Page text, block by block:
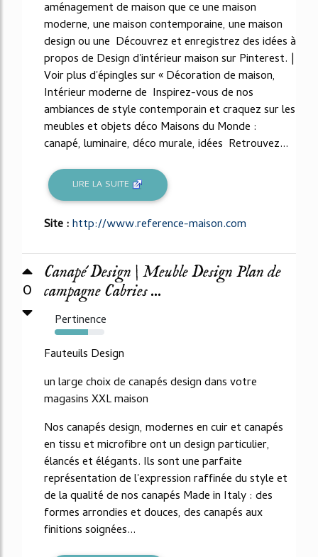
aménagement de maison que ce une maison
moderne, une maison contemporaine, une maison
design ou une Découvrez et enregistrez des idées à
propos de Design d'intérieur maison sur Pinterest. |
Voir plus d'épingles sur « Décoration de maison,
Intérieur moderne de Inspirez-vous de nos
ambiances de style contemporain et craquez sur les
meubles et objets déco Maisons du Monde :
canapé, luminaire, déco murale, idées Retrouvez...
LIRE LA SUITE
Site :http://www.reference-maison.com
0
Canapé Design | Meuble Design Plan de
campagne Cabries ...
Pertinence
67%
Fauteuils Design
un large choix de canapés design dans votre
magasins XXL maison
Nos canapés design, modernes en cuir et canapés
en tissu et microfibre ont un design particulier,
élancés et élégants. Ils sont une parfaite
représentation de l'expression raffinée du style et
de la qualité de nos canapés Made in Italy : des
formes arrondies et douces, des canapés aux
finitions soignées...